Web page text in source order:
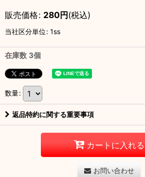
販売価格: 280円(税込)
当社区分単位: 1ss
在庫数 3個
数量:
返品特約に関する重要事項
カートに入れる
お問い合わせ